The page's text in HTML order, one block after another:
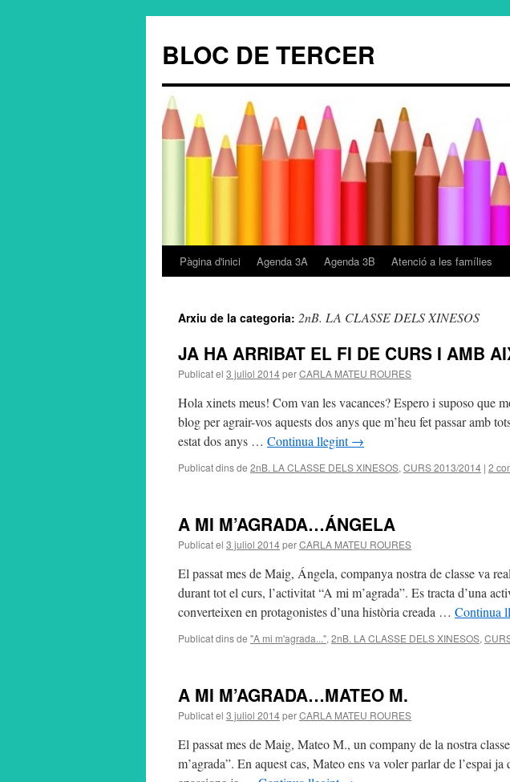
BLOC DE TERCER
Vés
contingut
Pàgina d'inici Agenda 3A Agenda 3B Atenció a les famílies
Arxiu de la categoria: 2nB. LA CLASSE DELS XINESOS
JA HA ARRIBAT EL FI DE CURS I AMB
Publicat el 3 juliol 2014perCARLA MATEU ROURES
Hola xinets meus! Com van les vacances? Espero i suposo que
blog per agrair-vos aquests dos anys que m’heu fet passar amb
estat dos anys … Continua llegint→
Publicat dins de 2nB. LA CLASSE DELS XINESOS, CURS 2013/2014 | 2
A MI M’AGRADA…ÁNGELA
Publicat el 3 juliol 2014perCARLA MATEU ROURES
El passat mes de Maig, Ángela, companya nostra de classe va
durant tot el curs, l’activitat “A mi m’agrada”. Es tracta d’una
converteixen en protagonistes d’una història creada … Continua
Publicat dins de "A mi m'agrada...", 2nB. LA CLASSE DELS XINESOS,
A MI M’AGRADA…MATEO M.
Publicat el 3 juliol 2014perCARLA MATEU ROURES
El passat mes de Maig, Mateo M., un company de la nostra
m’agrada”. En aquest cas, Mateo ens va voler parlar de l’espai